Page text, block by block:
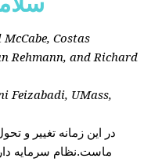
Costas
Rehmann, and Richard
Feizabadi, UMass,
در این زمانه تغییر و
ماست.نظام سرمایه